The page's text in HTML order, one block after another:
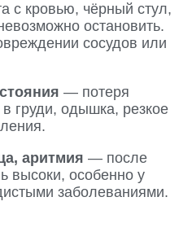
с кровью, чёрный стул,
остановить.
сосудов или
— потеря
груди, одышка, резкое
аритмия — после
высоки, особенно у
заболеваниями.